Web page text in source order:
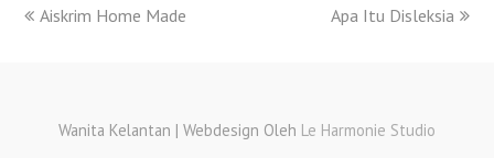
Aiskrim Home Made Apa Itu Disleksia
Wanita Kelantan | Webdesign Oleh Le Harmonie Studio